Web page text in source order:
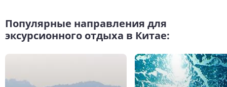
Популярные направления для
эксурсионного отдыха в Китае: